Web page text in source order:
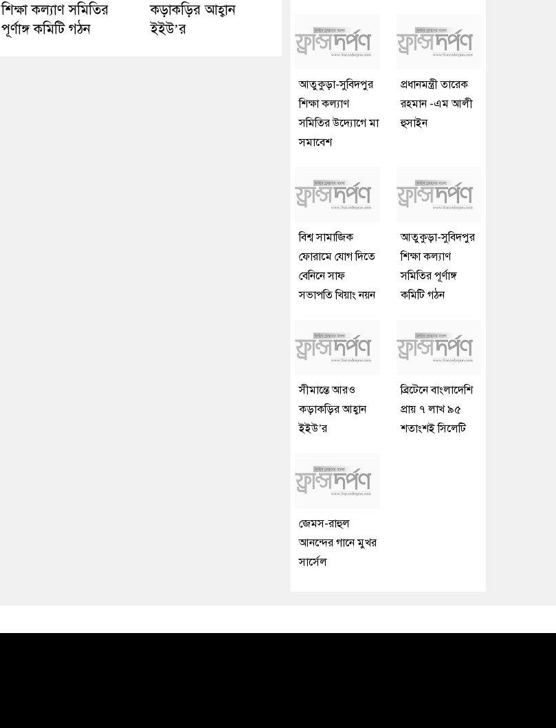
শিক্ষা কল্যাণ সমিতির
পূর্ণাঙ্গ কমিটি গঠন
কড়াকড়ির আহ্বান
ইইউ’র
আতুকুড়া-সুবিদপুর
শিক্ষা কল্যাণ
সমিতির উদ্যোগে মা
সমাবেশ
প্রধানমন্ত্রী তারেক
রহমান -এম আলী
হুসাইন
বিশ্ব সামাজিক
ফোরামে যোগ দিতে
বেনিনে সাফ
সভাপতি খিয়াং নয়ন
আতুকুড়া-সুবিদপুর
শিক্ষা কল্যাণ
সমিতির পূর্ণাঙ্গ
কমিটি গঠন
সীমান্তে আরও
কড়াকড়ির আহ্বান
ইইউ’র
ব্রিটেনে বাংলাদেশি
প্রায় ৭ লাখ ৯৫
শতাংশই সিলেটি
জেমস-রাহুল
আনন্দের গানে মুখর
সার্সেল